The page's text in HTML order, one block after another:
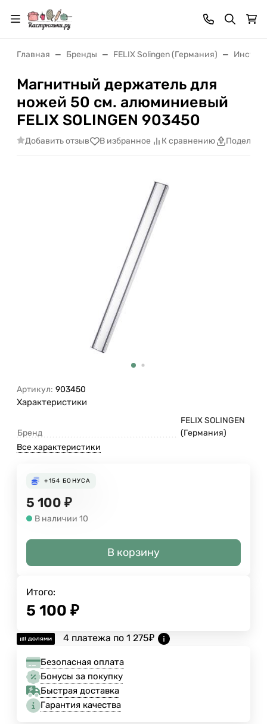
Главная Бренды FELIX Solingen (Германия)
Магнитный держатель для
ножей 50 см. алюминиевый
FELIX SOLINGEN 903450
Добавить отзыв В избранное К сравнению
Артикул: 903450
Характеристики
Бренд
FELIX SOLINGEN
(Германия)
Все характеристики
+154 БОНУСА
5 100 ₽
В наличии 10
В корзину
Итого:
5 100 ₽
4 платежа по 1 275₽
Безопасная оплата
Бонусы за покупку
Быстрая доставка
Гарантия качества